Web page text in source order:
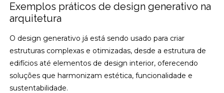
Exemplos práticos de design generativo na
arquitetura
O design generativo já está sendo usado para criar
estruturas complexas e otimizadas, desde a estrutura de
edifícios até elementos de design interior, oferecendo
soluções que harmonizam estética, funcionalidade e
sustentabilidade.